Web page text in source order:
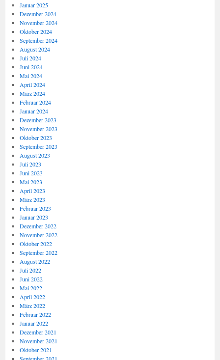
Januar 2025
Dezember 2024
November 2024
Oktober 2024
September 2024
August 2024
Juli 2024
Juni 2024
Mai 2024
April 2024
März 2024
Februar 2024
Januar 2024
Dezember 2023
November 2023
Oktober 2023
September 2023
August 2023
Juli 2023
Juni 2023
Mai 2023
April 2023
März 2023
Februar 2023
Januar 2023
Dezember 2022
November 2022
Oktober 2022
September 2022
August 2022
Juli 2022
Juni 2022
Mai 2022
April 2022
März 2022
Februar 2022
Januar 2022
Dezember 2021
November 2021
Oktober 2021